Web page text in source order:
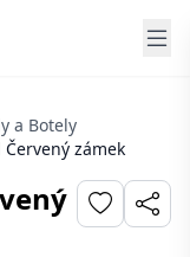
a Botely
zámek